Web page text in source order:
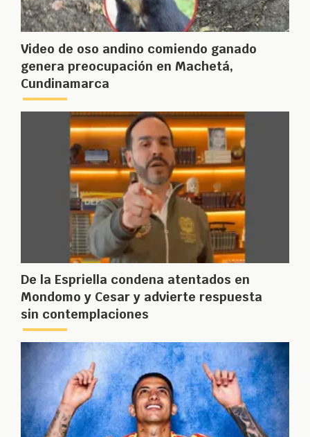
Video de oso andino comiendo ganado
genera preocupación en Machetá,
Cundinamarca
De la Espriella condena atentados en
Mondomo y Cesar y advierte respuesta
sin contemplaciones